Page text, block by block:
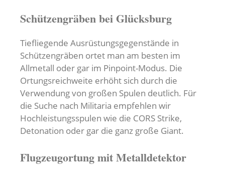
Schützengräben bei Glücksburg
Tiefliegende Ausrüstungsgegenstände in
Schützengräben ortet man am besten im
Allmetall oder gar im Pinpoint-Modus. Die
Ortungsreichweite erhöht sich durch die
Verwendung von großen Spulen deutlich. Für
die Suche nach Militaria empfehlen wir
Hochleistungsspulen wie die CORS Strike,
Detonation oder gar die ganz große Giant.
Flugzeugortung mit Metalldetektor